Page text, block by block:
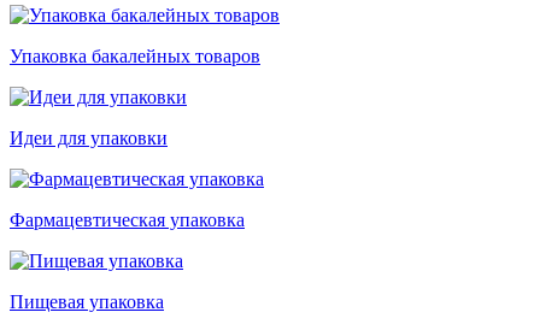
Упаковка бакалейных товаров
Идеи для упаковки
Фармацевтическая упаковка
Пищевая упаковка